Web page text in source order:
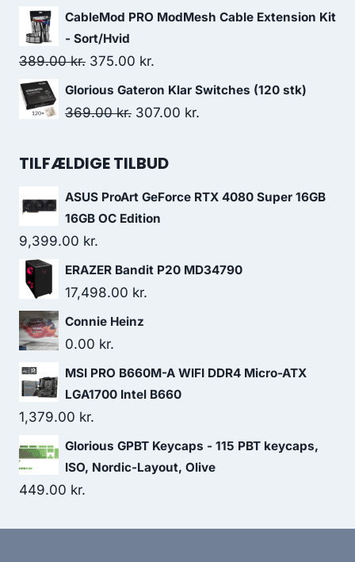
price
139.00 kr..
price
CableMod PRO ModMesh Cable Extension Kit
- Sort/Hvid
389.00kr. Original
price
was:
375.00 kr.
price
is:
Glorious Gateron Klar Switches (120 stk)
369.00kr. Original
was:
307.00 kr.
TILFÆLDIGE TILBUD
ASUS ProArt GeForce RTX 4080 Super 16GB
16GB OC Edition
9,399.00 kr.
ERAZER Bandit P20 MD34790
17,498.00 kr.
Connie Heinz
0.00 kr.
MSI PRO B660M-A WIFI DDR4 Micro-ATX
LGA1700 Intel B660
1,379.00 kr.
Glorious GPBT Keycaps - 115 PBT keycaps,
ISO, Nordic-Layout, Olive
449.00 kr.